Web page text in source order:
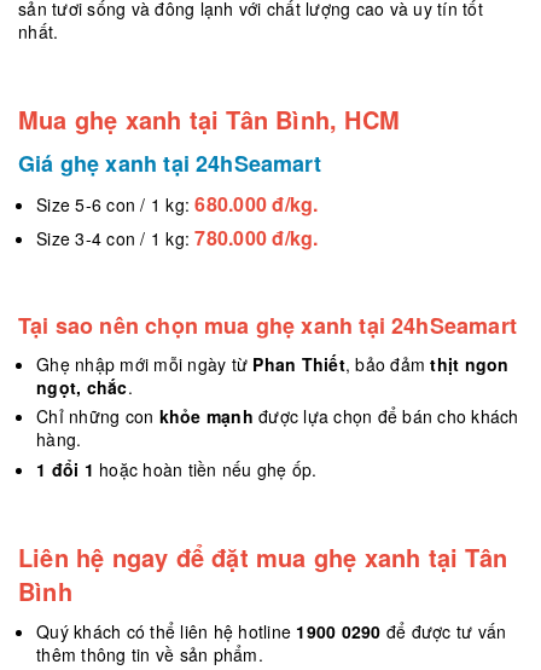
sản tươi sống và đông lạnh với chất lượng cao và uy tín tốt
nhất.
Mua ghẹ xanh tại Tân Bình, HCM
Giá ghẹ xanh tại 24hSeamart
Size 5-6 con / 1 kg: 680.000 đ/kg.
Size 3-4 con / 1 kg:780.000 đ/kg.
Tại sao nên chọn mua ghẹ xanh tại 24hSeamart
Ghẹ nhập mới mỗi ngày từ Phan Thiết, bảo đảmthịt ngon
ngọt, chắc.
Chỉ những con khỏe mạnh được lựa chọn để bán cho khách
hàng.
1 đổi 1 hoặc hoàn tiền nếu ghẹ ốp.
Liên hệ ngay để đặt mua ghẹ xanh tại Tân
Bình
Quý khách có thể liên hệ hotline 1900 0290 để được tư vấn
thêm thông tin về sản phẩm.